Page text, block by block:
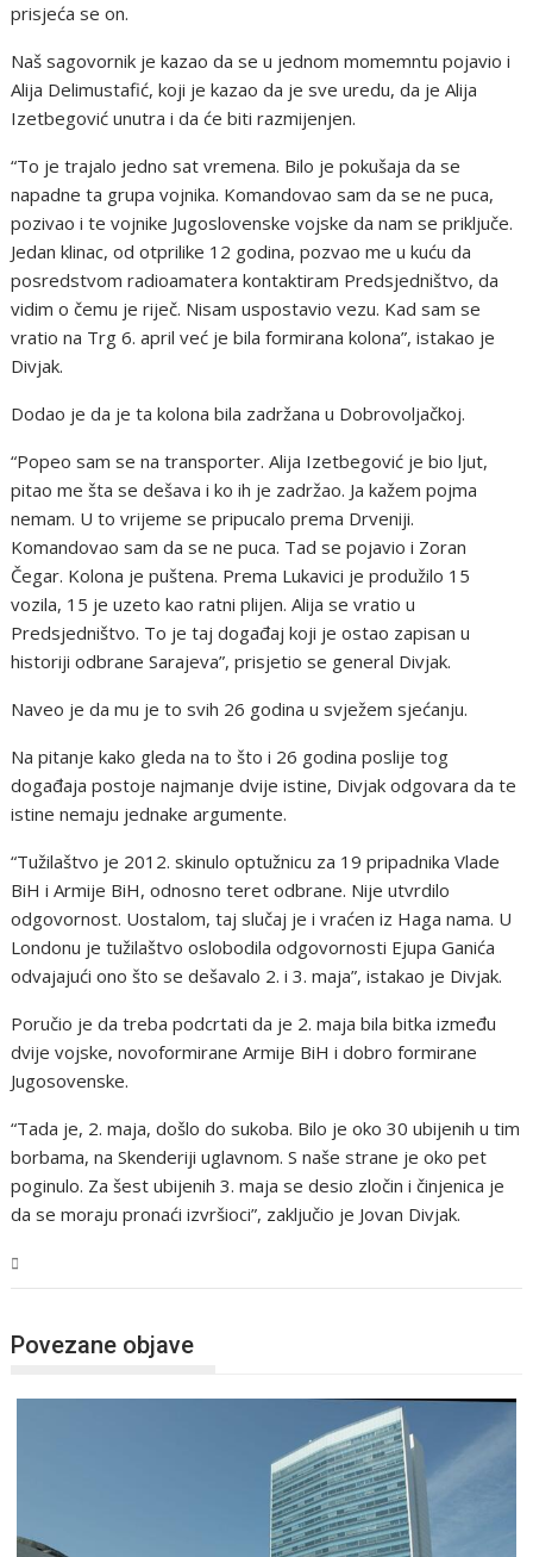
prisjeća se on.
Naš sagovornik je kazao da se u jednom momemntu pojavio i
Alija Delimustafić, koji je kazao da je sve uredu, da je Alija
Izetbegović unutra i da će biti razmijenjen.
“To je trajalo jedno sat vremena. Bilo je pokušaja da se
napadne ta grupa vojnika. Komandovao sam da se ne puca,
pozivao i te vojnike Jugoslovenske vojske da nam se priključe.
Jedan klinac, od otprilike 12 godina, pozvao me u kuću da
posredstvom radioamatera kontaktiram Predsjedništvo, da
vidim o čemu je riječ. Nisam uspostavio vezu. Kad sam se
vratio na Trg 6. april već je bila formirana kolona”, istakao je
Divjak.
Dodao je da je ta kolona bila zadržana u Dobrovoljačkoj.
“Popeo sam se na transporter. Alija Izetbegović je bio ljut,
pitao me šta se dešava i ko ih je zadržao. Ja kažem pojma
nemam. U to vrijeme se pripucalo prema Drveniji.
Komandovao sam da se ne puca. Tad se pojavio i Zoran
Čegar. Kolona je puštena. Prema Lukavici je produžilo 15
vozila, 15 je uzeto kao ratni plijen. Alija se vratio u
Predsjedništvo. To je taj događaj koji je ostao zapisan u
historiji odbrane Sarajeva”, prisjetio se general Divjak.
Naveo je da mu je to svih 26 godina u svježem sjećanju.
Na pitanje kako gleda na to što i 26 godina poslije tog
događaja postoje najmanje dvije istine, Divjak odgovara da te
istine nemaju jednake argumente.
“Tužilaštvo je 2012. skinulo optužnicu za 19 pripadnika Vlade
BiH i Armije BiH, odnosno teret odbrane. Nije utvrdilo
odgovornost. Uostalom, taj slučaj je i vraćen iz Haga nama. U
Londonu je tužilaštvo oslobodila odgovornosti Ejupa Ganića
odvajajući ono što se dešavalo 2. i 3. maja”, istakao je Divjak.
Poručio je da treba podcrtati da je 2. maja bila bitka između
dvije vojske, novoformirane Armije BiH i dobro formirane
Jugosovenske.
“Tada je, 2. maja, došlo do sukoba. Bilo je oko 30 ubijenih u tim
borbama, na Skenderiji uglavnom. S naše strane je oko pet
poginulo. Za šest ubijenih 3. maja se desio zločin i činjenica je
da se moraju pronaći izvršioci”, zaključio je Jovan Divjak.
Povezane objave